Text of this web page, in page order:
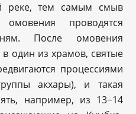
реке, тем самым смыв
проводятся
После омовения
один из храмов, святые
процессиями
акхары), и такая
например, из 13−14